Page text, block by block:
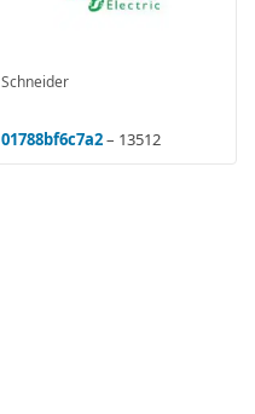
Schneider
01788bf6c7a2– 13512